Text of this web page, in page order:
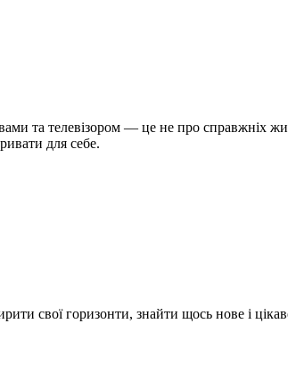
та телевізором — це не про справжніх
для себе.
свої горизонти, знайти щось нове і